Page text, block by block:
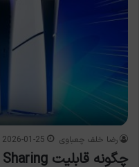
رضا خلف چعباوی 2026-01-25